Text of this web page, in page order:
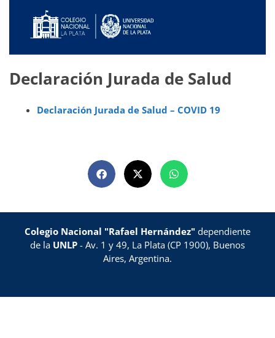
Declaración Jurada de Salud
Declaración Jurada de Salud – COVID 19
Colegio Nacional "Rafael Hernández" dependiente
de la UNLP - Av. 1 y 49, La Plata (CP 1900), Buenos
Aires, Argentina.